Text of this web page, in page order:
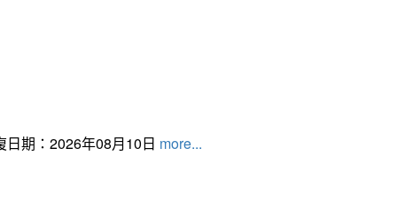
期：2026年08月10日 more...